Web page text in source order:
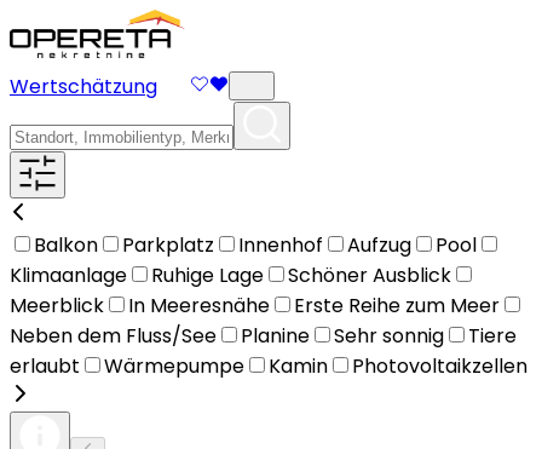
Wertschätzung
Balkon Parkplatz Innenhof Aufzug
Pool
Klimaanlage
Ruhige Lage
Schöner Ausblick
Meerblick
In Meeresnähe
Erste Reihe zum Meer
Neben dem Fluss/See
Planine Sehr sonnig
Tiere
erlaubt
Wärmepumpe Kamin Photovoltaikzellen